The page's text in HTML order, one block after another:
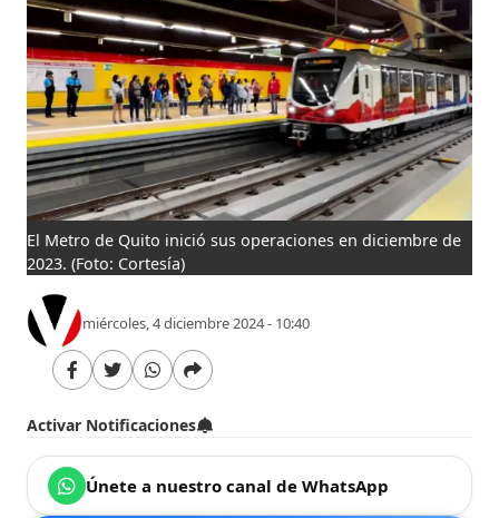
El Metro de Quito inició sus operaciones en diciembre de
2023. (Foto: Cortesía)
miércoles, 4 diciembre 2024 - 10:40
Activar Notificaciones
Únete a nuestro canal de WhatsApp